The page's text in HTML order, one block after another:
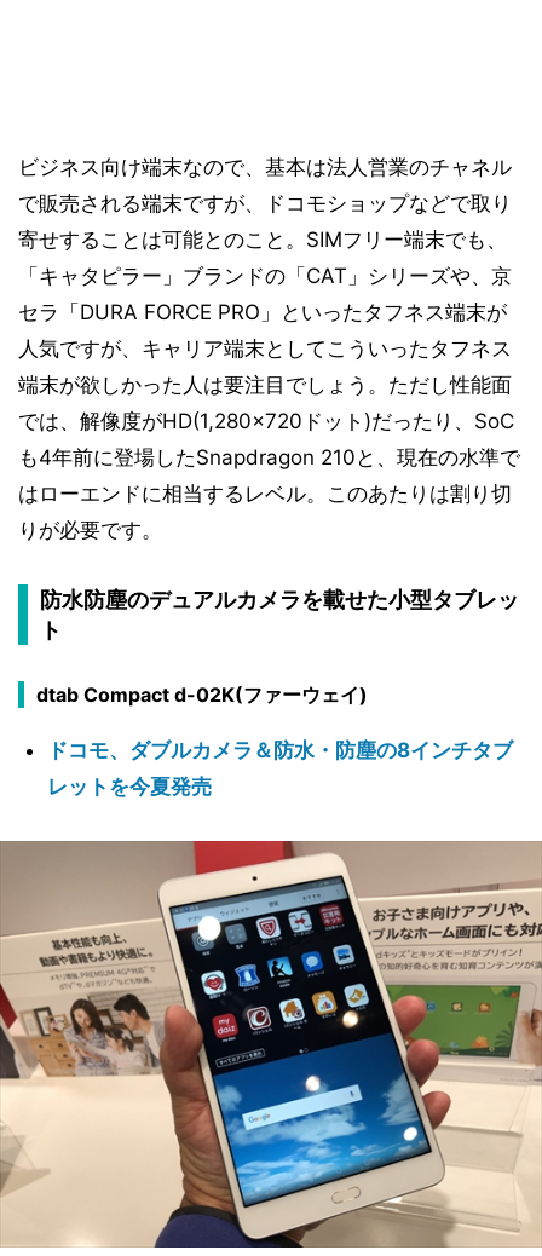
ビジネス向け端末なので、基本は法人営業のチャネル
で販売される端末ですが、ドコモショップなどで取り
寄せすることは可能とのこと。SIMフリー端末でも、
「キャタピラー」ブランドの「CAT」シリーズや、京
セラ「DURA FORCE PRO」といったタフネス端末が
人気ですが、キャリア端末としてこういったタフネス
端末が欲しかった人は要注目でしょう。ただし性能面
では、解像度がHD(1,280×720ドット)だったり、SoC
も4年前に登場したSnapdragon 210と、現在の水準で
はローエンドに相当するレベル。このあたりは割り切
りが必要です。
防水防塵のデュアルカメラを載せた小型タブレッ
ト
dtab Compact d-02K(ファーウェイ)
ドコモ、ダブルカメラ＆防水・防塵の8インチタブ
レットを今夏発売